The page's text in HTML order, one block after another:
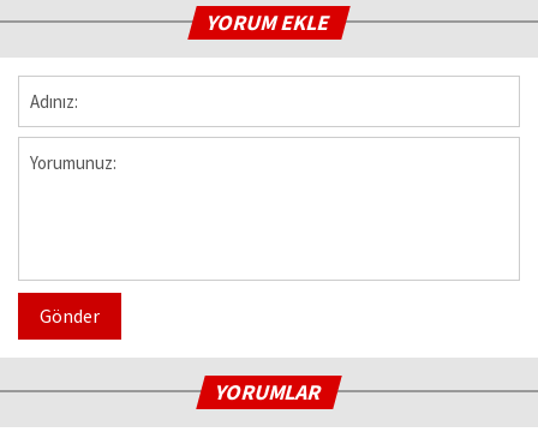
YORUM EKLE
Gönder
YORUMLAR